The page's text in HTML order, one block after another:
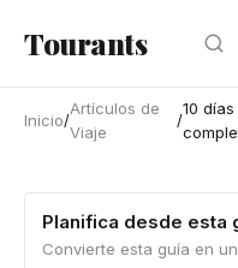
Tourants
Inicio/
Artículos de
Viaje
/
10
Planifica desde esta
Convierte esta guía en